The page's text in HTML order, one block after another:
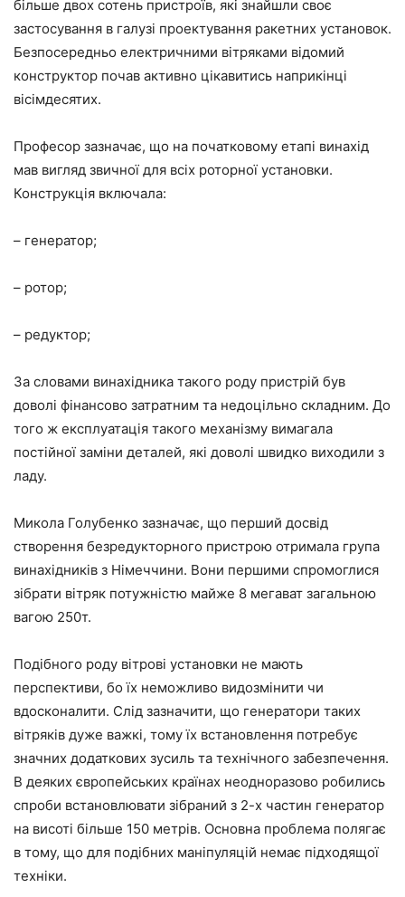
більше двох сотень пристроїв, які знайшли своє
застосування в галузі проектування ракетних установок.
Безпосередньо електричними вітряками відомий
конструктор почав активно цікавитись наприкінці
вісімдесятих.
Професор зазначає, що на початковому етапі винахід
мав вигляд звичної для всіх роторної установки.
Конструкція включала:
– генератор;
– ротор;
– редуктор;
За словами винахідника такого роду пристрій був
доволі фінансово затратним та недоцільно складним. До
того ж експлуатація такого механізму вимагала
постійної заміни деталей, які доволі швидко виходили з
ладу.
Микола Голубенко зазначає, що перший досвід
створення безредукторного пристрою отримала група
винахідників з Німеччини. Вони першими спромоглися
зібрати вітряк потужністю майже 8 мегават загальною
вагою 250т.
Подібного роду вітрові установки не мають
перспективи, бо їх неможливо видозмінити чи
вдосконалити. Слід зазначити, що генератори таких
вітряків дуже важкі, тому їх встановлення потребує
значних додаткових зусиль та технічного забезпечення.
В деяких європейських країнах неодноразово робились
спроби встановлювати зібраний з 2-х частин генератор
на висоті більше 150 метрів. Основна проблема полягає
в тому, що для подібних маніпуляцій немає підходящої
техніки.